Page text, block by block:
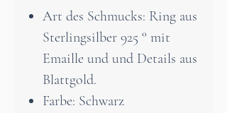
Art des Schmucks: Ring aus
Sterlingsilber 925 ° mit
Emaille und und Details aus
Blattgold.
Farbe: Schwarz